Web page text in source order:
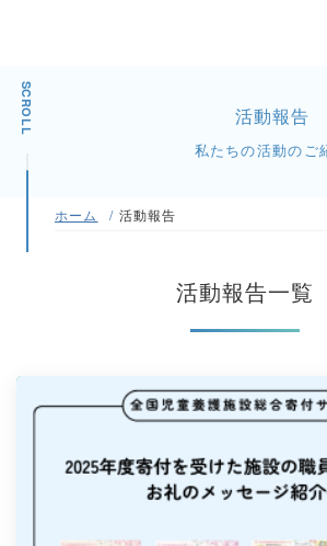
SCROLL 活動報告
私たちの活動のご
ホーム 活動報告
活動報告一覧